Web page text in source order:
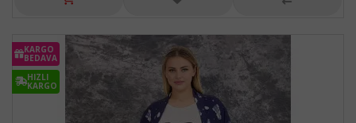
KARGO
BEDAVA
HIZLI
KARGO